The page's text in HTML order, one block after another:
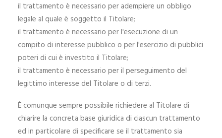
il trattamento è necessario per adempiere un obbligo
legale al quale è soggetto il Titolare;
il trattamento è necessario per l'esecuzione di un
compito di interesse pubblico o per l'esercizio di pubblici
poteri di cui è investito il Titolare;
il trattamento è necessario per il perseguimento del
legittimo interesse del Titolare o di terzi.
È comunque sempre possibile richiedere al Titolare di
chiarire la concreta base giuridica di ciascun trattamento
ed in particolare di specificare se il trattamento sia